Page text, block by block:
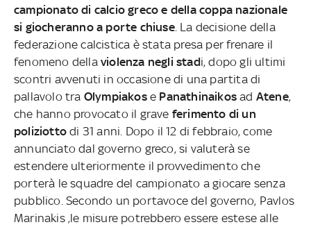
campionato di calcio greco e della coppa nazionale
si giocheranno a porte chiuse. La decisione della
federazione calcistica è stata presa per frenare il
fenomeno dellaviolenza negli stadi, dopo gli ultimi
scontri avvenuti in occasione di una partita di
pallavolo tra Olympiakose Panathinaikosad Atene,
che hanno provocato il grave ferimento di un
poliziotto di 31 anni. Dopo il 12 di febbraio, come
annunciato dal governo greco, si valuterà se
estendere ulteriormente il provvedimento che
porterà le squadre del campionato a giocare senza
pubblico. Secondo un portavoce del governo, Pavlos
Marinakis ,le misure potrebbero essere estese alle